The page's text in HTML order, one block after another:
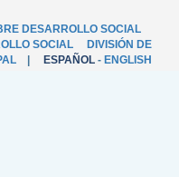
DESARROLLO SOCIAL
SOCIAL
DIVISIÓN DE
ESPAÑOL - ENGLISH